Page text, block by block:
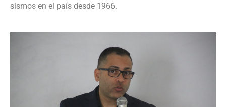
sismos en el país desde 1966.